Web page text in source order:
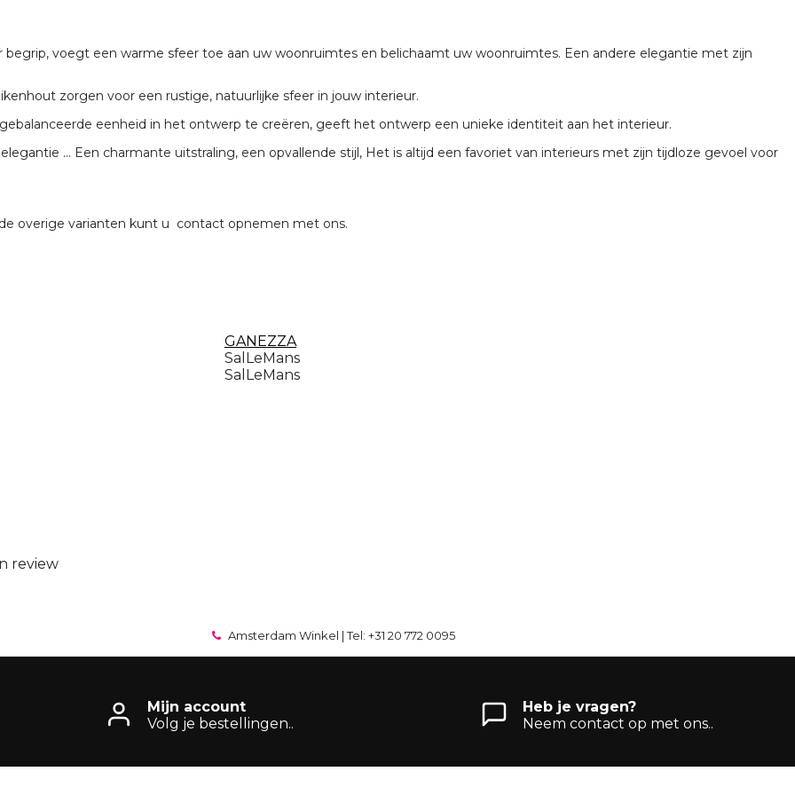
voegt een warme sfeer toe aan uw woonruimtes en belichaamt uw woonruimtes. Een andere elegantie met zijn
zorgen voor een rustige, natuurlijke sfeer in jouw interieur.
eenheid in het ontwerp te creëren, geeft het ontwerp een unieke identiteit aan het interieur.
... Een charmante uitstraling, een opvallende stijl, Het is altijd een favoriet van interieurs met zijn tijdloze gevoel voor
overige varianten kunt u contact opnemen met ons.
GANEZZA
SalLeMans
SalLeMans
review
Amsterdam Winkel | Tel: +31 20 772 0095
Mijn account
Volg je bestellingen..
Heb je vragen?
Neem contact op met ons..